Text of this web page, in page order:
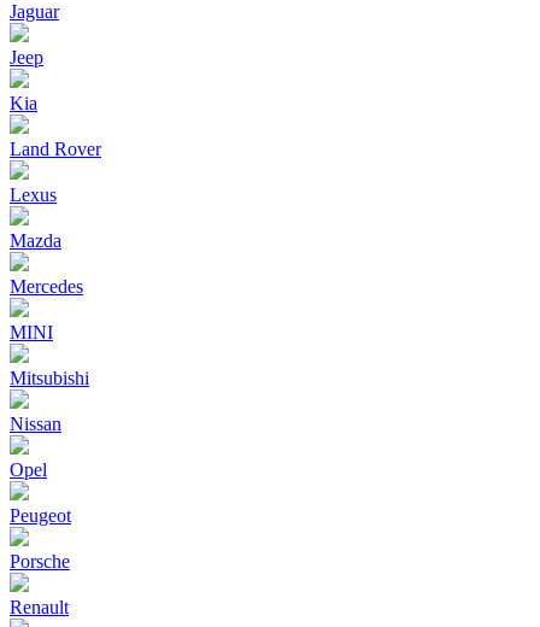
Jaguar
Jeep
Kia
Land Rover
Lexus
Mazda
Mercedes
MINI
Mitsubishi
Nissan
Opel
Peugeot
Porsche
Renault